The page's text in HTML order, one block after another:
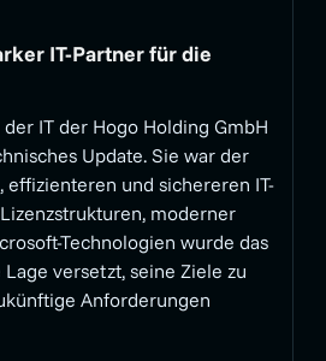
IT-Partner für die
IT der Hogo Holding GmbH
Update. Sie war der
effizienteren und sichereren IT-
moderner
Technologien wurde das
versetzt, seine Ziele zu
Anforderungen